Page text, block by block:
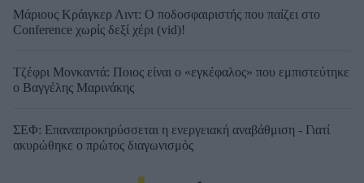
Μάριους Κράιγκερ Λιντ: Ο ποδοσφαιριστής που παίζει στο
Conference χωρίς δεξί χέρι (vid)!
Τζέφρι Μονκαντά: Ποιος είναι ο «εγκέφαλος» που εμπιστεύτηκε
ο Βαγγέλης Μαρινάκης
ΣΕΦ: Επαναπροκηρύσσεται η ενεργειακή αναβάθμιση - Γιατί
ακυρώθηκε ο πρώτος διαγωνισμός